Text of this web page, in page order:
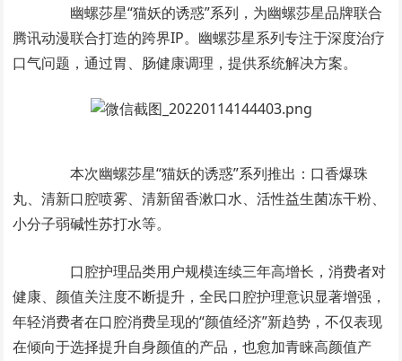
幽螺莎星“猫妖的诱惑”系列，为幽螺莎星品牌联合
腾讯动漫联合打造的跨界IP。幽螺莎星系列专注于深度治疗
口气问题，通过胃、肠健康调理，提供系统解决方案。
本次幽螺莎星“猫妖的诱惑”系列推出：口香爆珠
丸、清新口腔喷雾、清新留香漱口水、活性益生菌冻干粉、
小分子弱碱性苏打水等。
口腔护理品类用户规模连续三年高增长，消费者对
健康、颜值关注度不断提升，全民口腔护理意识显著增强，
年轻消费者在口腔消费呈现的“颜值经济”新趋势，不仅表现
在倾向于选择提升自身颜值的产品，也愈加青睐高颜值产